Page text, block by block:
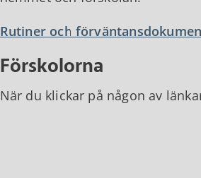
Rutiner och
Förskolorna
När du klickar på någon av